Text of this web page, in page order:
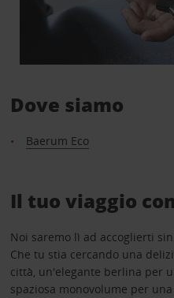
Dove siamo
Baerum Eco
Il tuo viaggio
Noi saremo lì ad accoglierti
Che tu stia cercando una
città, un'elegante berlina per
spaziosa monovolume per